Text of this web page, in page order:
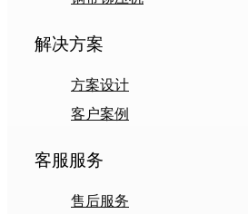
解决方案
方案设计
客户案例
客服服务
售后服务